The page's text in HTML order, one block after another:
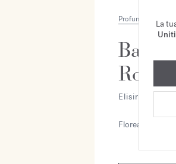
La
Uniti
Profumi
Elisir Prezioso
Floreale